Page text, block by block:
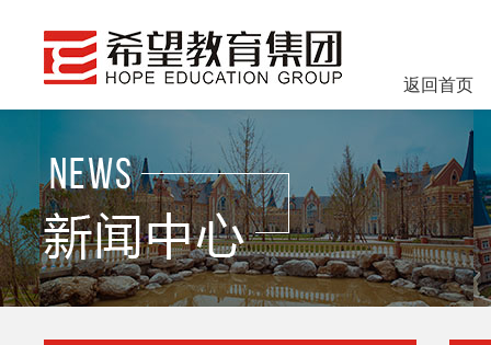
返回首页